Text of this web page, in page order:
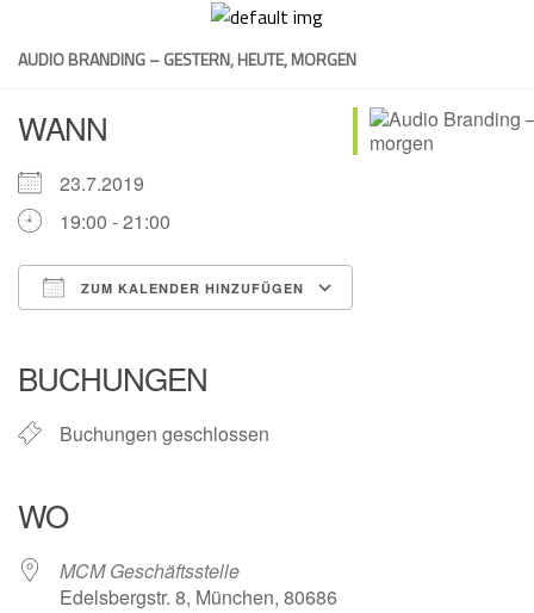
content
AUDIO BRANDING – GESTERN, HEUTE, MORGEN
WANN
23.7.2019
19:00 - 21:00
ZUM KALENDER HINZUFÜGEN
BUCHUNGEN
Buchungen geschlossen
WO
MCM Geschäftsstelle
Edelsbergstr. 8, München, 80686